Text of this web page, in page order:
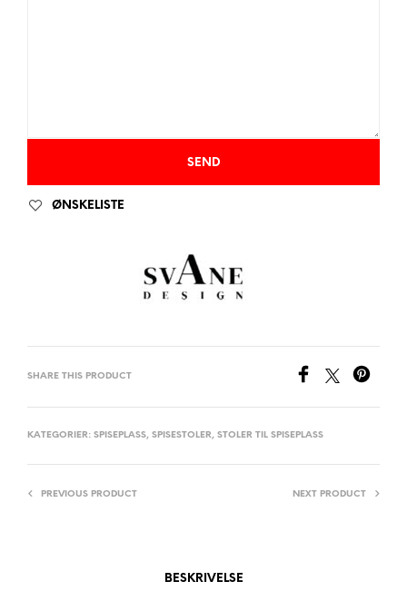
ØNSKELISTE
SHARE THIS PRODUCT
KATEGORIER: SPISEPLASS, SPISESTOLER, STOLER TIL SPISEPLASS
PREVIOUS PRODUCT NEXT PRODUCT
BESKRIVELSE